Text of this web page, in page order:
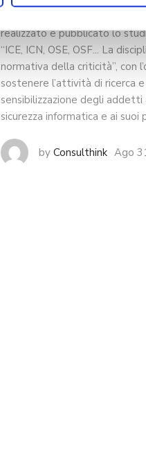
realizzato e pubblicato lo
“ICE, ICN, OSE, OSF... La
normativa della criticità”, con
sostenere l’attività di ricerca e
sensibilizzazione degli addetti
sicurezza informatica e ai suoi
by Consulthink Ago